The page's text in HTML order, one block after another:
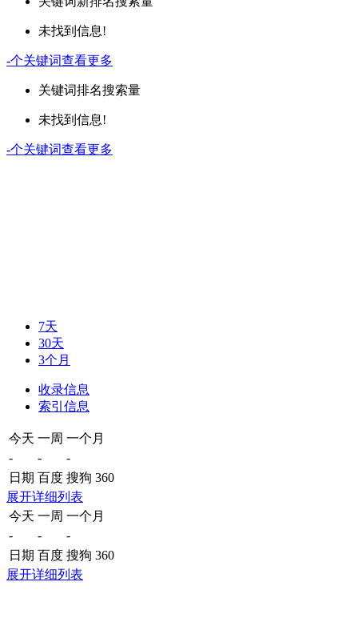
未找到信息!
-个关键词查看更多
关键词排名搜索量
未找到信息!
-个关键词查看更多
7天
30天
3个月
收录信息
索引信息
今天 一周 一个月
-
-
-
日期 百度 搜狗 360
展开详细列表
今天 一周 一个月
-
-
-
日期 百度 搜狗 360
展开详细列表